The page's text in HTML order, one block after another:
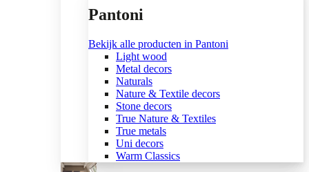
Pantoni
Bekijk alle producten in Pantoni
Light wood
Metal decors
Naturals
Nature & Textile decors
Stone decors
True Nature & Textiles
True metals
Uni decors
Warm Classics